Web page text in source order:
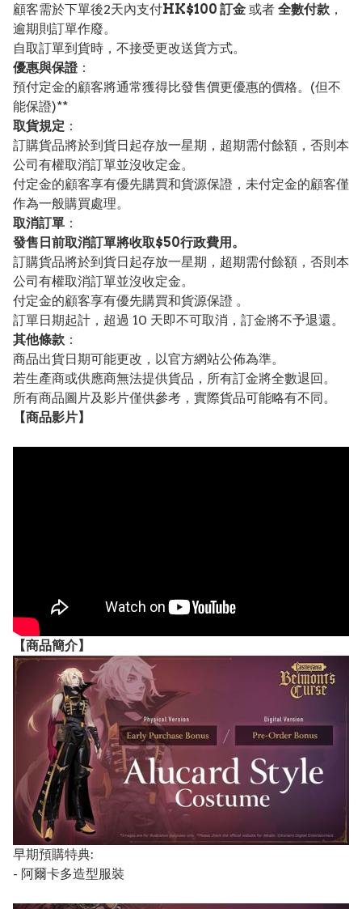
顧客需於下單後2天內支付HK$100 訂金 或者 全數付款 ，
逾期則訂單作廢。
自取訂單到貨時，不接受更改送貨方式。
優惠與保證：
預付定金的顧客將通常獲得比發售價更優惠的價格。(但不
能保證)**
取貨規定 ：
訂購貨品將於到貨日起存放一星期，超期需付餘額，否則本
公司有權取消訂單並沒收定金。
付定金的顧客享有優先購買和貨源保證，未付定金的顧客僅
作為一般購買處理。
取消訂單 ：
發售日前取消訂單將收取$50行政費用。
訂購貨品將於到貨日起存放一星期，超期需付餘額，否則本
公司有權取消訂單並沒收定金。
付定金的顧客享有優先購買和貨源保證 。
訂單日期起計，超過 10 天即不可取消，訂金將不予退還。
其他條款 ：
商品出貨日期可能更改，以官方網站公佈為準。
若生產商或供應商無法提供貨品，所有訂金將全數退回。
所有商品圖片及影片僅供參考，實際貨品可能略有不同。
【商品影片】
【商品簡介】
早期預購特典:
- 阿爾卡多造型服裝